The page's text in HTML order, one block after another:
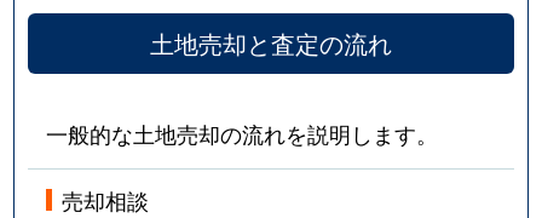
土地売却と査定の流れ
一般的な土地売却の流れを説明します。
売却相談